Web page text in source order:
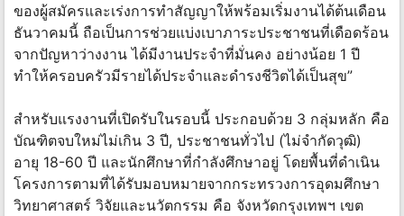
ของผู้สมัครและเร่งการทำสัญญาให้พร้อมเริ่มงานได้ต้นเดือน
ธันวาคมนี้ ถือเป็นการช่วยแบ่งเบาภาระประชาชนที่เดือดร้อน
จากปัญหาว่างงาน ได้มีงานประจำที่มั่นคง อย่างน้อย 1 ปี
ทำให้ครอบครัวมีรายได้ประจำและดำรงชีวิตได้เป็นสุข”
สำหรับแรงงานที่เปิดรับในรอบนี้ ประกอบด้วย 3 กลุ่มหลัก คือ
บัณฑิตจบใหม่ไม่เกิน 3 ปี, ประชาชนทั่วไป (ไม่จำกัดวุฒิ)
อายุ 18-60 ปี และนักศึกษาที่กำลังศึกษาอยู่ โดยพื้นที่ดำเนิน
โครงการตามที่ได้รับมอบหมายจากกระทรวงการอุดมศึกษา
วิทยาศาสตร์ วิจัยและนวัตกรรม คือ จังหวัดกรุงเทพฯ เขต